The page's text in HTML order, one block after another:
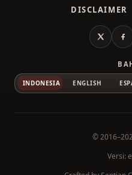
DISCLAIMER
X
INDONESIA ENGLISH
©
Versi: